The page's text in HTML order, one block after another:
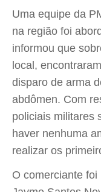
Uma equipe da
na região foi
informou que
local,
disparo de arma
abdômen. Com
policiais militares
haver nenhuma
realizar os
O comerciante